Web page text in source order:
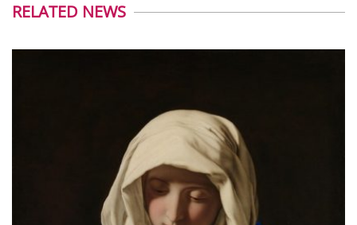
RELATED NEWS